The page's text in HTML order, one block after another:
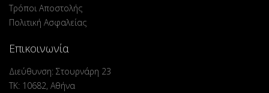
Τρόποι Αποστολής
Πολιτική Ασφαλείας
Επικοινωνία
Διεύθυνση: Στουρνάρη 23
ΤΚ: 10682, Αθήνα